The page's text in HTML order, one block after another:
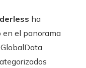
ha
en el panorama